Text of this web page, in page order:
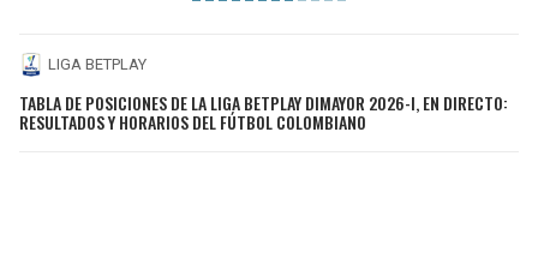
LIGA BETPLAY
TABLA DE POSICIONES DE LA LIGA BETPLAY DIMAYOR 2026-I, EN DIRECTO:
RESULTADOS Y HORARIOS DEL FÚTBOL COLOMBIANO